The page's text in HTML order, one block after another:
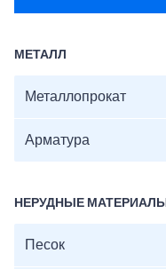
МЕТАЛЛ
Металлопрокат
Арматура
НЕРУДНЫЕ МАТЕРИАЛЫ
Песок